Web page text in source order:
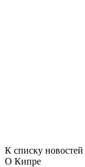
К списку новостей
О Кипре